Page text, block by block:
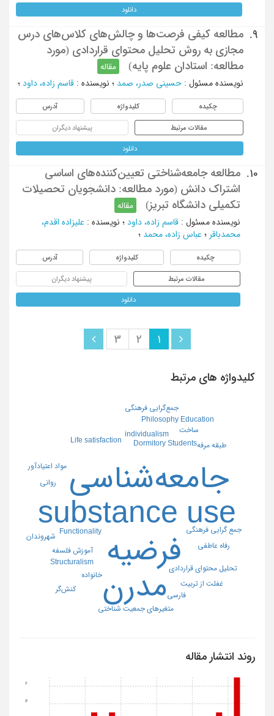
دانلود
9.
مطالعه کیفی فرصت‌ها و چالش‌های کلاس‌های درس
مجازی به روش تحلیل محتوای قراردادی (مورد
مطالعه: استادان علوم پایه)
مقاله
نویسنده مسئول : حسینی صدر، صمد ؛ نویسنده : قاسم زاده، داود ؛
چکیده کلیدواژه آدرس
مقالات مرتبط پیشنهاد دیگران
دانلود
10.
مطالعه جامعه‌شناختی تعیین‌کننده‌های اساسی
اشتراک دانش (مورد مطالعه: دانشجویان تحصیلات
تکمیلی دانشگاه تبریز)
مقاله
نویسنده مسئول : قاسم زاده، داود ؛ نویسنده : علیزاده اقدم،
محمدباقر ؛ عباس زاده، محمد ؛
چکیده کلیدواژه آدرس
مقالات مرتبط پیشنهاد دیگران
دانلود
1
2
3
کلیدواژه های مرتبط
substance use
جامعه‌شناسی
فرضیه
مدرن
Dormitory Students
Functionality
individualism
Life satisfaction
Philosophy Education
Structuralism
آموزش فلسفه
تحلیل محتوای قراردادی
جمع گرایی فرهنگی
رفاه عاطفی
غفلت از تربیت
متغیرهای جمعیت شناختی
جمع‌گرایی فرهنگی
خانواده
روانی
ساخت
شهروندان
طبقه مرفه
فارسی
مواد اعتیادآور
کنش‌گر
روند انتشار مقاله
4
6